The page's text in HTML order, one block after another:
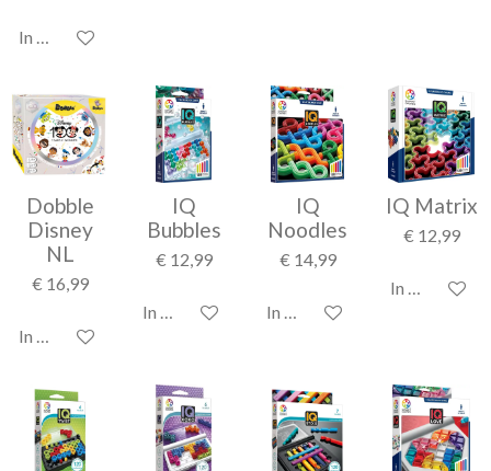
In winkelwagen
Dobble
Disney
NL
€ 16,99
In winkelwagen
IQ
Bubbles
€ 12,99
In winkelwagen
IQ
Noodles
€ 14,99
In winkelwagen
IQ Matrix
€ 12,99
In